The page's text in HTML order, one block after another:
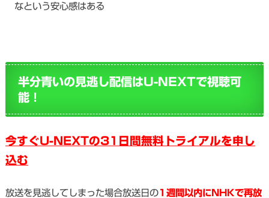
なという安心感はある
半分青いの見逃し配信はU-NEXTで視聴可
能！
今すぐU-NEXTの31日間無料トライアルを申し
込む
放送を見逃してしまった場合放送日の1週間以内にNHKで再放